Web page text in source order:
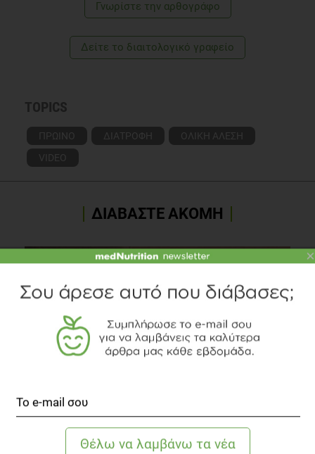
Γνωρίστε την αρθογράφο
Δείτε το διαιτολογικό γραφείο
TOPICS
ΠΡΩΙΝΟ ΔΙΑΤΡΟΦΗ
ΟΛΙΚΗ ΑΛΕΣΗ
VIDEO
ΔΙΑΒΑΣΤΕ ΑΚΟΜΗ
Πόση Πρωτεΐνη χάνει το Σώμα μας και πώς
αναπληρώνεται;
Άλλες Παθήσεις
×